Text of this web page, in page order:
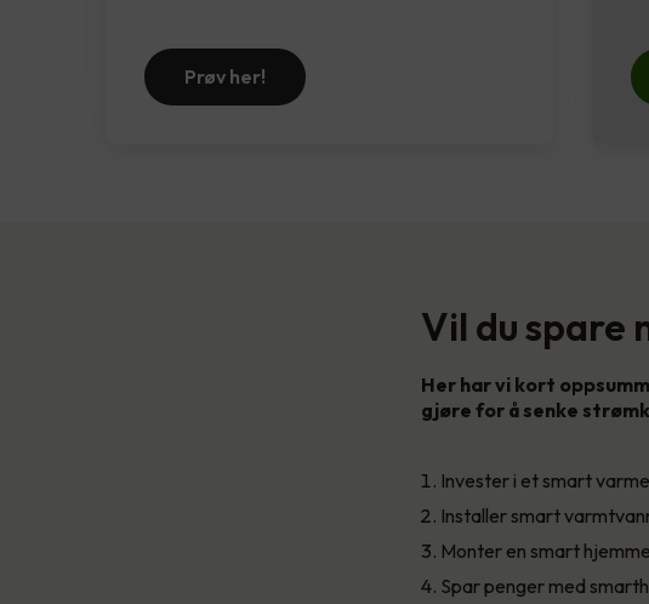
Prøv her!
Vil du spare
Her har vi kort
gjøre for å senke
Invester i et smart
Installer smart
Monter en smart
Spar penger med